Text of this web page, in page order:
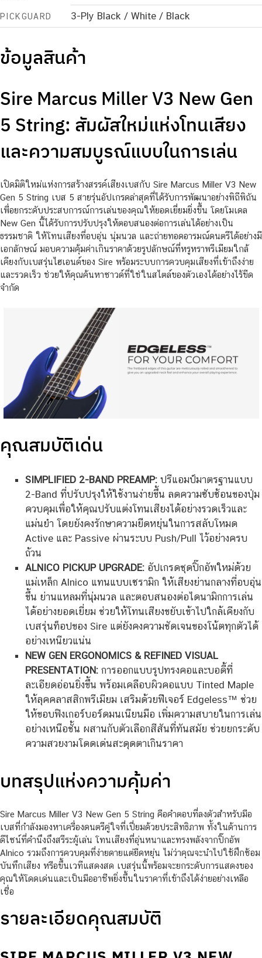
PICKGUARD 3-Ply Black / White / Black
ข้อมูลสินค้า
Sire Marcus Miller V3 New Gen
5 String: สัมผัสใหม่แห่งโทนเสียง
และความสมบูรณ์แบบในการเล่น
เปิดมิติใหม่แห่งการสร้างสรรค์เสียงเบสกับ Sire Marcus Miller V3 New
Gen 5 String เบส 5 สายรุ่นอัปเกรดล่าสุดที่ได้รับการพัฒนาอย่างพิถีพิถัน
เพื่อยกระดับประสบการณ์การเล่นของคุณให้ยอดเยี่ยมยิ่งขึ้น โดยโมเดล
New Gen นี้ได้รับการปรับปรุงให้ตอบสนองต่อการเล่นได้อย่างเป็น
ธรรมชาติ ให้โทนเสียงที่อบอุ่น นุ่มนวล และถ่ายทอดอารมณ์ดนตรีได้อย่างมี
เอกลักษณ์ มอบความคุ้มค่าเกินราคาด้วยรูปลักษณ์ที่หรูหราพรีเมียมใกล้
เคียงกับเบสรุ่นไฮเอนด์ของ Sire พร้อมระบบการควบคุมเสียงที่เข้าถึงง่าย
และรวดเร็ว ช่วยให้คุณค้นหาซาวด์ที่ใช่ในสไตล์ของตัวเองได้อย่างไร้ขีด
จำกัด
คุณสมบัติเด่น
SIMPLIFIED 2-BAND PREAMP:ปรีแอมป์มาตรฐานแบบ
2-Band ที่ปรับปรุงให้ใช้งานง่ายขึ้น ลดความซับซ้อนของปุ่ม
ควบคุมเพื่อให้คุณปรับแต่งโทนเสียงได้อย่างรวดเร็วและ
แม่นยำ โดยยังคงรักษาความยืดหยุ่นในการสลับโหมด
Active และ Passive ผ่านระบบ Push/Pull ไว้อย่างครบ
ถ้วน
ALNICO PICKUP UPGRADE:อัปเกรดชุดปิ๊กอัพใหม่ด้วย
แม่เหล็ก Alnico แทนแบบเซรามิก ให้เสียงย่านกลางที่อบอุ่น
ขึ้น ย่านแหลมที่นุ่มนวล และตอบสนองต่อไดนามิกการเล่น
ได้อย่างยอดเยี่ยม ช่วยให้โทนเสียงขยับเข้าไปใกล้เคียงกับ
เบสรุ่นท็อปของ Sire แต่ยังคงความชัดเจนของโน้ตทุกตัวได้
อย่างเหนียวแน่น
NEW GEN ERGONOMICS & REFINED VISUAL
PRESENTATION:การออกแบบรูปทรงคอและบอดี้ที่
ละเอียดอ่อนยิ่งขึ้น พร้อมเคลือบผิวคอแบบ Tinted Maple
ให้ลุคคลาสสิกพรีเมียม เสริมด้วยฟีเจอร์ Edgeless™ ช่วย
ให้ขอบฟิงเกอร์บอร์ดมนเนียนมือ เพิ่มความสบายในการเล่น
อย่างเหนือชั้น ผสานกับตัวเลือกสีสันที่ทันสมัย ช่วยยกระดับ
ความสวยงามโดดเด่นสะดุดตาเกินราคา
บทสรุปแห่งความคุ้มค่า
Sire Marcus Miller V3 New Gen 5 String คือคำตอบที่ลงตัวสำหรับมือ
เบสที่กำลังมองหาเครื่องดนตรีคู่ใจที่เปี่ยมด้วยประสิทธิภาพ ทั้งในด้านการ
ดีไซน์ที่คำนึงถึงสรีระผู้เล่น โทนเสียงที่อุ่นหนาและทรงพลังจากปิ๊กอัพ
Alnico รวมถึงการควบคุมที่ง่ายดายแต่ยืดหยุ่น ไม่ว่าคุณจะนำไปใช้ฝึกซ้อม
บันทึกเสียง หรือขึ้นเวทีแสดงสด เบสรุ่นนี้พร้อมจะยกระดับการแสดงของ
คุณให้โดดเด่นและเป็นมืออาชีพยิ่งขึ้นในราคาที่เข้าถึงได้ง่ายอย่างเหลือ
เชื่อ
รายละเอียดคุณสมบัติ